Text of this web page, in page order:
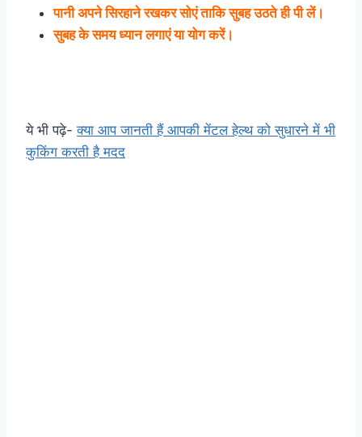
पानी अपने सिरहाने रखकर सोएं ताकि सुबह उठते ही पी लें।
सुबह के समय ध्यान लगाएं या योग करें।
ये भी पढ़े-क्या आप जानती हैं आपकी मेंटल हेल्थ को सुधारने में भी
कुकिंग करती है मदद